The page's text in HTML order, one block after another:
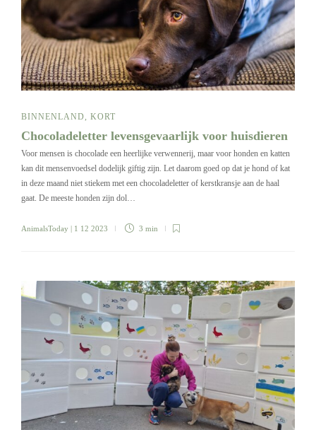
BINNENLAND, KORT
Chocoladeletter levensgevaarlijk voor huisdieren
Voor mensen is chocolade een heerlijke verwennerij, maar voor honden en katten
kan dit mensenvoedsel dodelijk giftig zijn. Let daarom goed op dat je hond of kat
in deze maand niet stiekem met een chocoladeletter of kerstkransje aan de haal
gaat. De meeste honden zijn dol…
AnimalsToday | 1 12 2023 3 min